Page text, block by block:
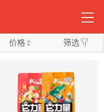
价格 筛选